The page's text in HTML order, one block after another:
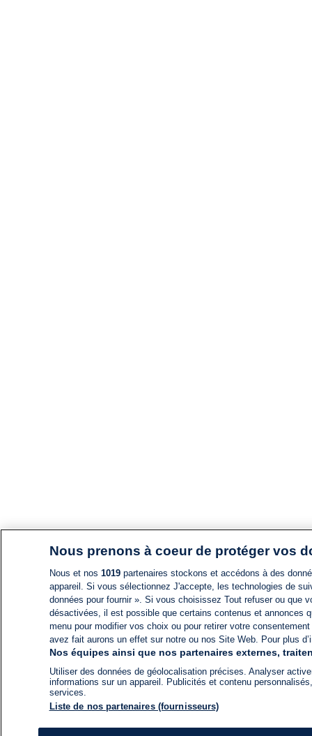
Nous prenons à coeur de protéger vos
Nous et nos 1019partenaires stockons et accédons à des
appareil. Si vous sélectionnez J'accepte, les technologies de
données pour fournir ». Si vous choisissez Tout refuser ou
désactivées, il est possible que certains contenus et annonces
menu pour modifier vos choix ou pour retirer votre
avez fait aurons un effet sur notre ou nos Site Web. Pour plus
Nos équipes ainsi que nos partenaires externes,
Utiliser des données de géolocalisation précises. Analyser
informations sur un appareil. Publicités et contenu
services.
Liste de nos partenaires (fournisseurs)